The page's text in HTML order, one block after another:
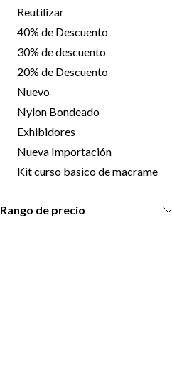
Reutilizar
40% de Descuento
30% de descuento
20% de Descuento
Nuevo
Nylon Bondeado
Exhibidores
Nueva Importación
Kit curso basico de macrame
Rango de precio